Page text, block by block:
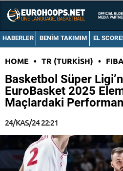
HABERLER BENIM TAKIMIM EL
HOME • TR (TURKISH) •
Basketbol Süper
EuroBasket 2025
Maçlardaki
24/KAS/24 22:21